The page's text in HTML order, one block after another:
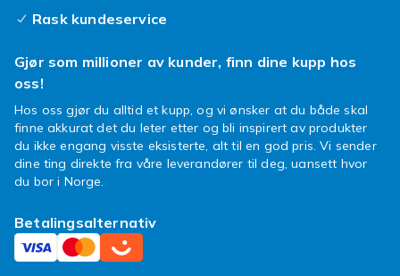
Rask kundeservice
Gjør som millioner av kunder, finn dine kupp hos
oss!
Hos oss gjør du alltid et kupp, og vi ønsker at du både skal
finne akkurat det du leter etter og bli inspirert av produkter
du ikke engang visste eksisterte, alt til en god pris. Vi sender
dine ting direkte fra våre leverandører til deg, uansett hvor
du bor i Norge.
Betalingsalternativ